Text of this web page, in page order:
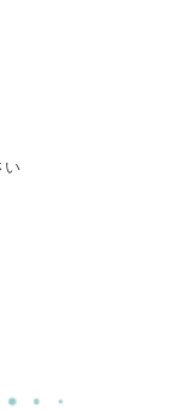
い